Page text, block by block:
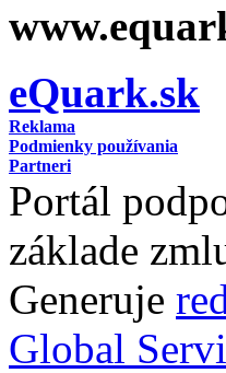
eQuark.sk
Reklama
Podmienky používania
Partneri
Portál
základe
Generuje
Global